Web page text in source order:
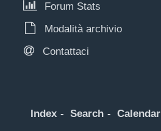
Forum Stats
Modalità archivio
Contattaci
Index Search Calendar